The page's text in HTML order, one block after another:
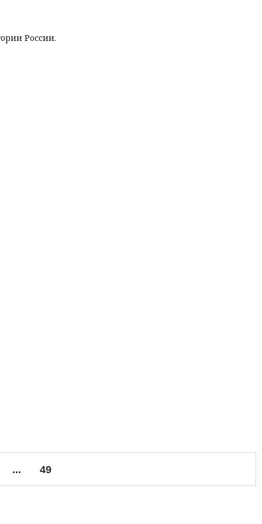
России.
... 49